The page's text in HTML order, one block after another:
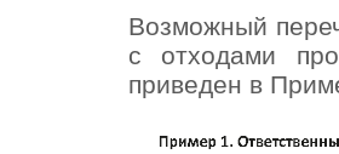
Возможный
с отходами
приведен в